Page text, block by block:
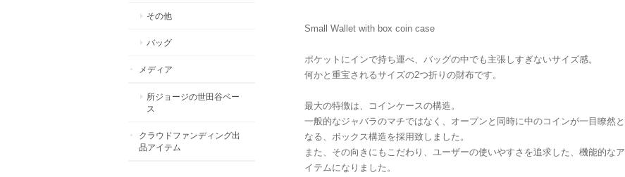
Small Wallet with box coin case
ポケットにインで持ち運べ、バッグの中でも主張しすぎないサイズ感。
何かと重宝されるサイズの2つ折りの財布です。
最大の特徴は、コインケースの構造。
一般的なジャバラのマチではなく、オープンと同時に中のコインが一目瞭然と
なる、ボックス構造を採用致しました。
また、その向きにもこだわり、ユーザーの使いやすさを追求した、機能的なア
イテムになりました。
その他
バッグ
メディア
所ジョージの世田谷ベー
ス
クラウドファンディング出
品アイテム